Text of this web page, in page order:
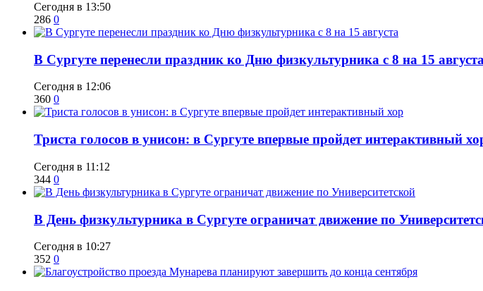
Сегодня в 13:50
286 0
​В Сургуте перенесли праздник ко Дню физкультурника с 8 на 15 августа
Сегодня в 12:06
360 0
​Триста голосов в унисон: в Сургуте впервые пройдет интерактивный
Сегодня в 11:12
344 0
​В День физкультурника в Сургуте ограничат движение по
Сегодня в 10:27
352 0